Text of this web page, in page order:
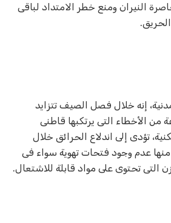
النيران ومنع خطر الامتداد لباقى
إنه خلال فصل الصيف تتزايد
من الأخطاء التى يرتكبها قاطنى
تؤدى إلى اندلاع الحرائق خلال
منها عدم وجود فتحات تهوية سواء فى
التى تحتوى على مواد قابلة للاشتعال.